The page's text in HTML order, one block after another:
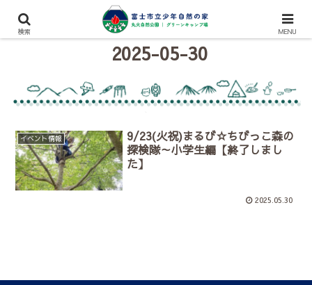
2025-05-30
イベント情報
9/23(火祝)まるび☆ちびっこ森の
探検隊～小学生編【終了しまし
た】
2025.05.30
検索 MENU